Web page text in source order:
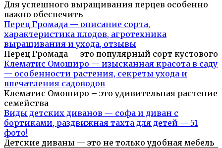
Для успешного выращивания перцев особенно
важно обеспечить
Перец Громада — описание сорта,
характеристика плодов, агротехника
выращивания и ухода, отзывы
Перец Громада — это популярный сорт кустового
Клематис Омоширо — изысканная красота в саду
— особенности растения, секреты ухода и
впечатления садоводов
Клематис Омоширо – это удивительная растение
семейства
Виды детских диванов — софа и диван с
бортиками, раздвижная тахта для детей — 51
фото!
Детские диваны — это не только удобная мебель